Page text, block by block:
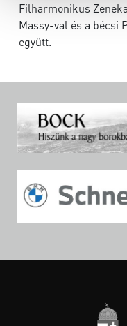
Filharmonikus
Massy-val és a bécsi
együtt.